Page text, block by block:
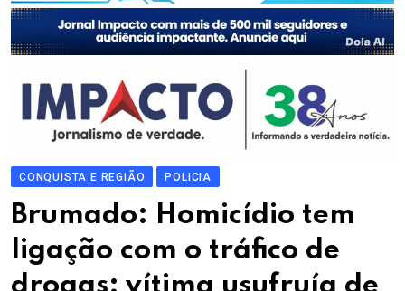
CONQUISTA E REGIÃO POLICIA
Brumado: Homicídio tem
ligação com o tráfico de